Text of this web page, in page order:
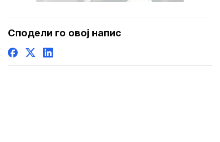
Сподели го овој напис